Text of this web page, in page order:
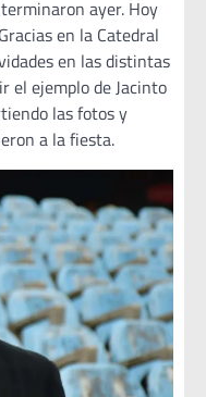
ayer. Hoy
en la Catedral
en las distintas
el ejemplo de Jacinto
las fotos y
a la fiesta.